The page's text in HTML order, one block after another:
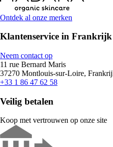
Ontdek al onze merken
Klantenservice in Frankrijk
Neem contact op
11 rue Bernard Maris
37270 Montlouis-sur-Loire,
+33 1 86 47 62 58
Veilig betalen
Koop met vertrouwen op onze site